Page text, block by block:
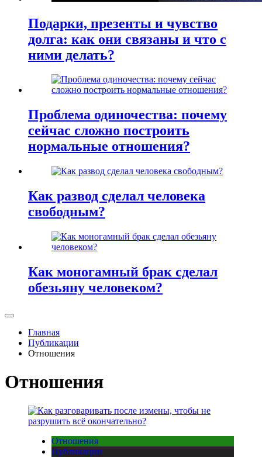
Подарки, презенты и чувство
долга: как они связаны и что с
ними делать?
Проблема одиночества: почему
сейчас сложно построить
нормальные отношения?
Как развод сделал человека
свободным?
Как моногамный брак сделал
обезьяну человеком?
Главная
Публикации
Отношения
Отношения
Отношения
Публикации